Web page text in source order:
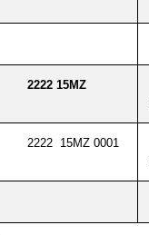
2222 15MZ
2222 15MZ 0001